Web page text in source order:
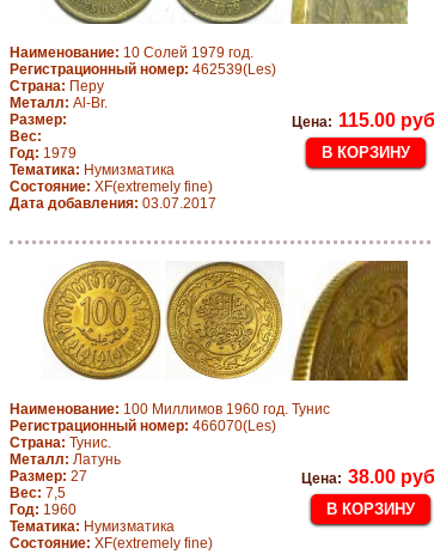
Наименование: 10 Солей 1979 год.
Регистрационный номер: 462539(Les)
Страна: Перу
Металл: Al-Br.
Размер:
Вес:
Год: 1979
Тематика: Нумизматика
Состояние: XF(extremely fine)
Дата добавления: 03.07.2017
Цена: 115.00
Наименование: 100 Миллимов 1960 год. Тунис
Регистрационный номер: 466070(Les)
Страна: Тунис.
Металл: Латунь
Размер: 27
Вес: 7,5
Год: 1960
Тематика: Нумизматика
Состояние: XF(extremely fine)
Цена: 38.00